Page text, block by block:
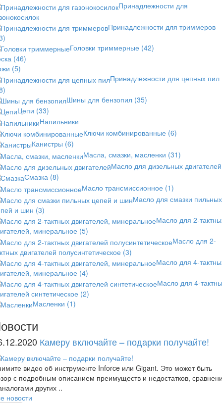
Принадлежности для
Принадлежности для триммеров
Головки триммерные (42)
(46)
(5)
Принадлежности для цепных пил
Шины для бензопил (35)
Цепи (33)
Напильники
Ключи комбинированные (6)
Канистры (6)
Масла, смазки, масленки (31)
Масло для дизельных двигателей
Смазка (8)
Масло трансмиссионное (1)
Масло для смазки пильных
и шин (3)
Масло для 2-
минеральное (5)
Масло для 2-
двигателей полусинтетическое (3)
Масло для 4-
минеральное (4)
Масло для 4-
синтетическое (2)
Масленки (1)
Камеру включайте – подарки получайте!
видео об инструменте Inforce или Gigant. Это может быть
с подробным описанием преимуществ и недостатков,
других ..
новости